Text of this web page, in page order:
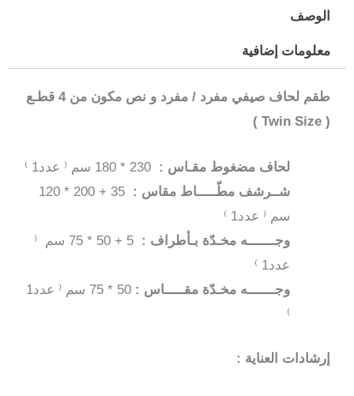
مضغوط
/
نص–
الوصف
معلومات إضافية
طقم لحاف صيفي مفرد / مفرد و نص مكون من 4 قطـع
( Twin Size )
لحاف مضغوط مقـاس :
شــرشف مطّـــــاط مقاس :
35 + 200 * 120
سم ⁽ عدد1 ⁾
وجـــــــه مخـدّة بـأطراف :
5 + 50 * 75 سم ⁽
عدد1 ⁾
وجـــــــه مخـدّة مقـــــاس :
50 * 75 سم ⁽ عدد1
⁾
إرشادات العناية :